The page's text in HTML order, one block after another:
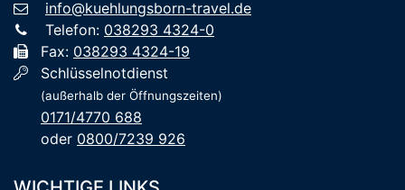
info@kuehlungsborn-travel.de
Telefon: 038293 4324-0
Fax: 038293 4324-19
Schlüsselnotdienst
(außerhalb der Öffnungszeiten)
0171/4770 688
oder 0800/7239 926